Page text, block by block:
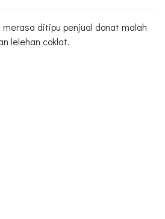
ditipu penjual donat malah
lelehan coklat.